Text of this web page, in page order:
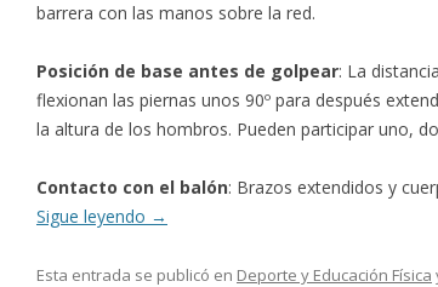
barrera con las manos sobre la red.
Posición de base antes de golpear: La
flexionan las piernas unos 90º para después
la altura de los hombros. Pueden participar uno,
Contacto con el balón: Brazos extendidos y
Sigue leyendo →
Esta entrada se publicó en Deporte y Educación Física